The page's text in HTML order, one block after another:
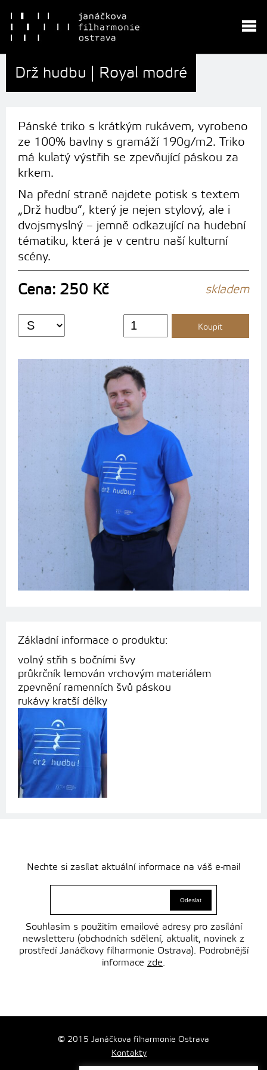
Drž hudbu | Royal modré
Pánské triko s krátkým rukávem, vyrobeno
ze 100% bavlny s gramáží 190g/m2. Triko
má kulatý výstřih se zpevňující páskou za
krkem.
Na přední straně najdete potisk s textem
„Drž hudbu“, který je nejen stylový, ale i
dvojsmyslný – jemně odkazující na hudební
tématiku, která je v centru naší kulturní
scény.
Cena: 250 Kč skladem
Koupit
Základní informace o produktu:
volný střih s bočními švy
průkrčník lemován vrchovým materiálem
zpevnění ramenních švů páskou
rukávy kratší délky
Nechte si zasílat aktuální informace na váš e-mail
Souhlasím s použitím emailové adresy pro zasílání
newsletteru (obchodních sdělení, aktualit, novinek z
prostředí Janáčkovy filharmonie Ostrava). Podrobnější
informace zde.
© 2015 Janáčkova filharmonie Ostrava
Kontakty